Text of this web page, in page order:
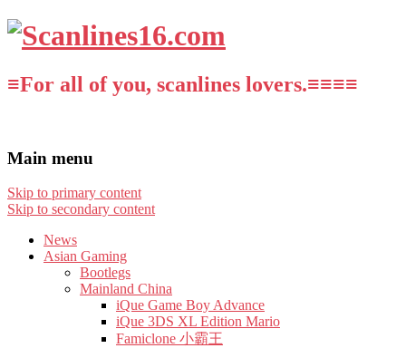
≡For all of you, scanlines lovers.≡≡≡≡
Main menu
Skip to primary content
Skip to secondary content
News
Asian Gaming
Bootlegs
Mainland China
iQue Game Boy Advance
iQue 3DS XL Edition Mario
Famiclone 小霸王